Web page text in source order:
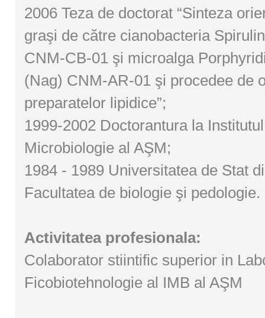
2006 Teza de doctorat “Sinteza
graşi de către cianobacteria
CNM-CB-01 şi microalga
(Nag) CNM-AR-01 şi procedee de
preparatelor lipidice”;
1999-2002 Doctorantura la
Microbiologie al AŞM;
1984 - 1989 Universitatea de Stat
Facultatea de biologie şi pedologie.
Activitatea profesionala:
Colaborator stiintific superior in
Ficobiotehnologie al IMB al AŞM